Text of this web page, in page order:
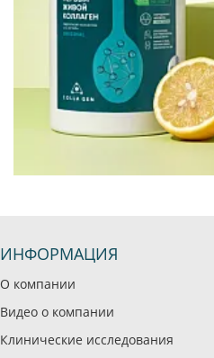
ИНФОРМАЦИЯ
О компании
Видео о компании
Клинические исследования